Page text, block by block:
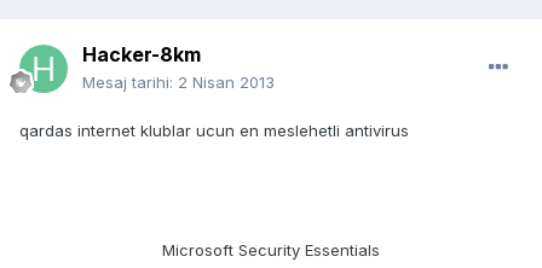
Hacker-8km
Mesaj tarihi: 2 Nisan 2013
qardas internet klublar ucun en meslehetli antivirus
Microsoft Security Essentials